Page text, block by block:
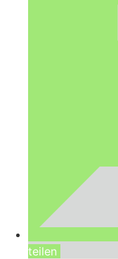
teilen